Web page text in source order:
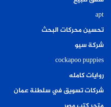
apt
تحسين محركات البحث
شركة سيو
cockapoo puppies
روايات كامله
شركات تسويق في سلطنة عمان